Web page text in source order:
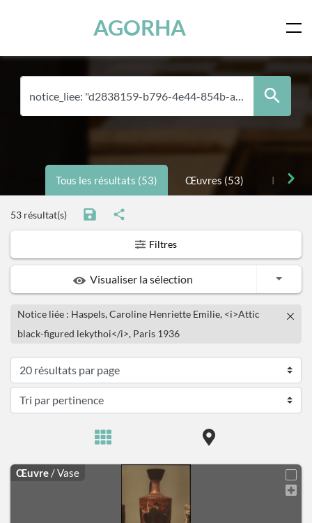
AGORHA
Tous les résultats (53) Œuvres (53)
53 résultat(s)
Filtres
Visualiser la sélection Toggle
Notice liée : Haspels, Caroline Henriette Emilie, <i>Attic
black-figured lekythoi</i>, Paris 1936
Œuvre / Vase